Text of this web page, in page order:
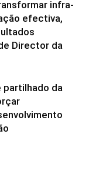
infra-
efectiva,
Director da
da